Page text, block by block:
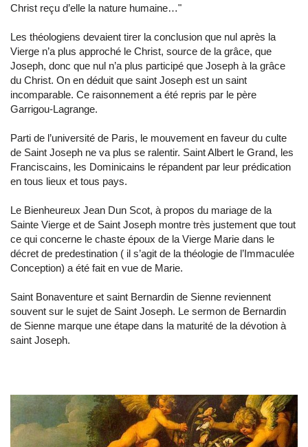
Christ reçu d’elle la nature humaine…"
Les théologiens devaient tirer la conclusion que nul après la
Vierge n’a plus approché le Christ, source de la grâce, que
Joseph, donc que nul n’a plus participé que Joseph à la grâce
du Christ. On en déduit que saint Joseph est un saint
incomparable. Ce raisonnement a été repris par le père
Garrigou-Lagrange.
Parti de l’université de Paris, le mouvement en faveur du culte
de Saint Joseph ne va plus se ralentir. Saint Albert le Grand, les
Franciscains, les Dominicains le répandent par leur prédication
en tous lieux et tous pays.
Le Bienheureux Jean Dun Scot, à propos du mariage de la
Sainte Vierge et de Saint Joseph montre très justement que tout
ce qui concerne le chaste époux de la Vierge Marie dans le
décret de predestination ( il s’agit de la théologie de l’Immaculée
Conception) a été fait en vue de Marie.
Saint Bonaventure et saint Bernardin de Sienne reviennent
souvent sur le sujet de Saint Joseph. Le sermon de Bernardin
de Sienne marque une étape dans la maturité de la dévotion à
saint Joseph.